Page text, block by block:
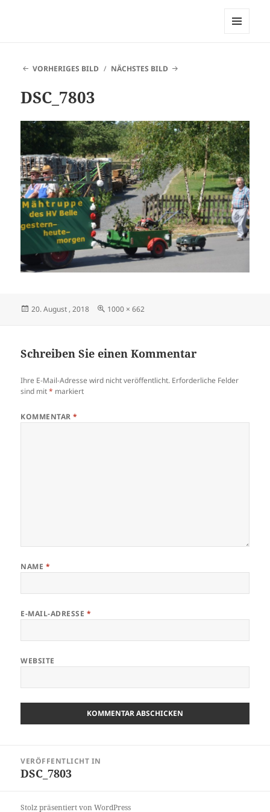
VORHERIGES BILD
NÄCHSTES BILD
DSC_7803
Veröffentlicht
20. August , 2018 Originalgröße
1000 × 662
Schreiben Sie einen Kommentar
Ihre E-Mail-Adresse wird nicht veröffentlicht. Erforderliche Felder
sind mit* markiert
KOMMENTAR*
NAME *
E-MAIL-ADRESSE *
WEBSITE
VERÖFFENTLICHT IN
DSC_7803
Stolz präsentiert von WordPress